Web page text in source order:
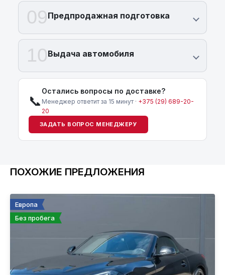
09Предпродажная подготовка
10Выдача автомобиля
📞
Остались вопросы по доставке?
Менеджер ответит за 15 минут · +375 (29) 689-20-
20
ЗАДАТЬ ВОПРОС МЕНЕДЖЕРУ
ПОХОЖИЕ ПРЕДЛОЖЕНИЯ
Европа
Без пробега